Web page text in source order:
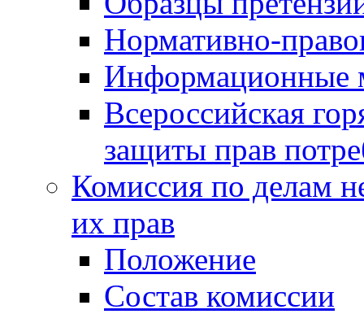
Нормативно-
Информационные
Всероссийская
защиты прав
Комиссия по делам
их прав
Положение
Состав комиссии